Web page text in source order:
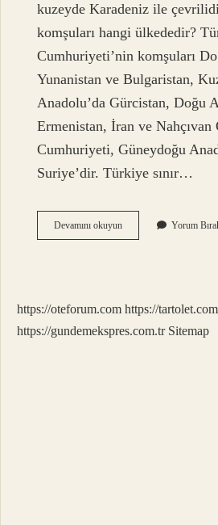
kuzeyde Karadeniz ile
komşuları hangi ülkededir?
Cumhuriyeti’nin komşuları
Yunanistan ve Bulgaristan,
Anadolu’da Gürcistan, Doğu
Ermenistan, İran ve Nahçıvan
Cumhuriyeti, Güneydoğu
Suriye’dir. Türkiye sınır…
Devamını okuyunTürkiyeye
Komşu
Yorum
https://oteforum.com https://
https://gundemekspres.com.tr Sitemap